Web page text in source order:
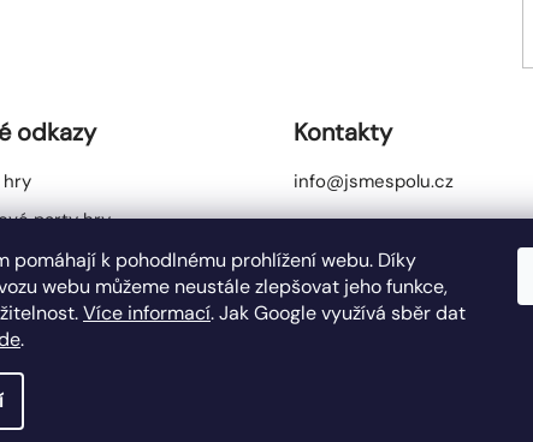
pomáhají k pohodlnému prohlížení webu. Díky
webu můžeme neustále zlepšovat jeho funkce,
Více informací. Jak Google využívá sběr dat
.
odkazy
hry
party hry
produkty
Kontakty
info@jsmespolu.cz